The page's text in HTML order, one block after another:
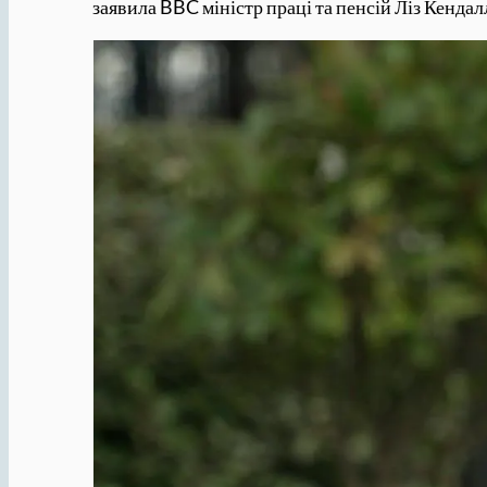
заявила BBC міністр праці та пенсій Ліз